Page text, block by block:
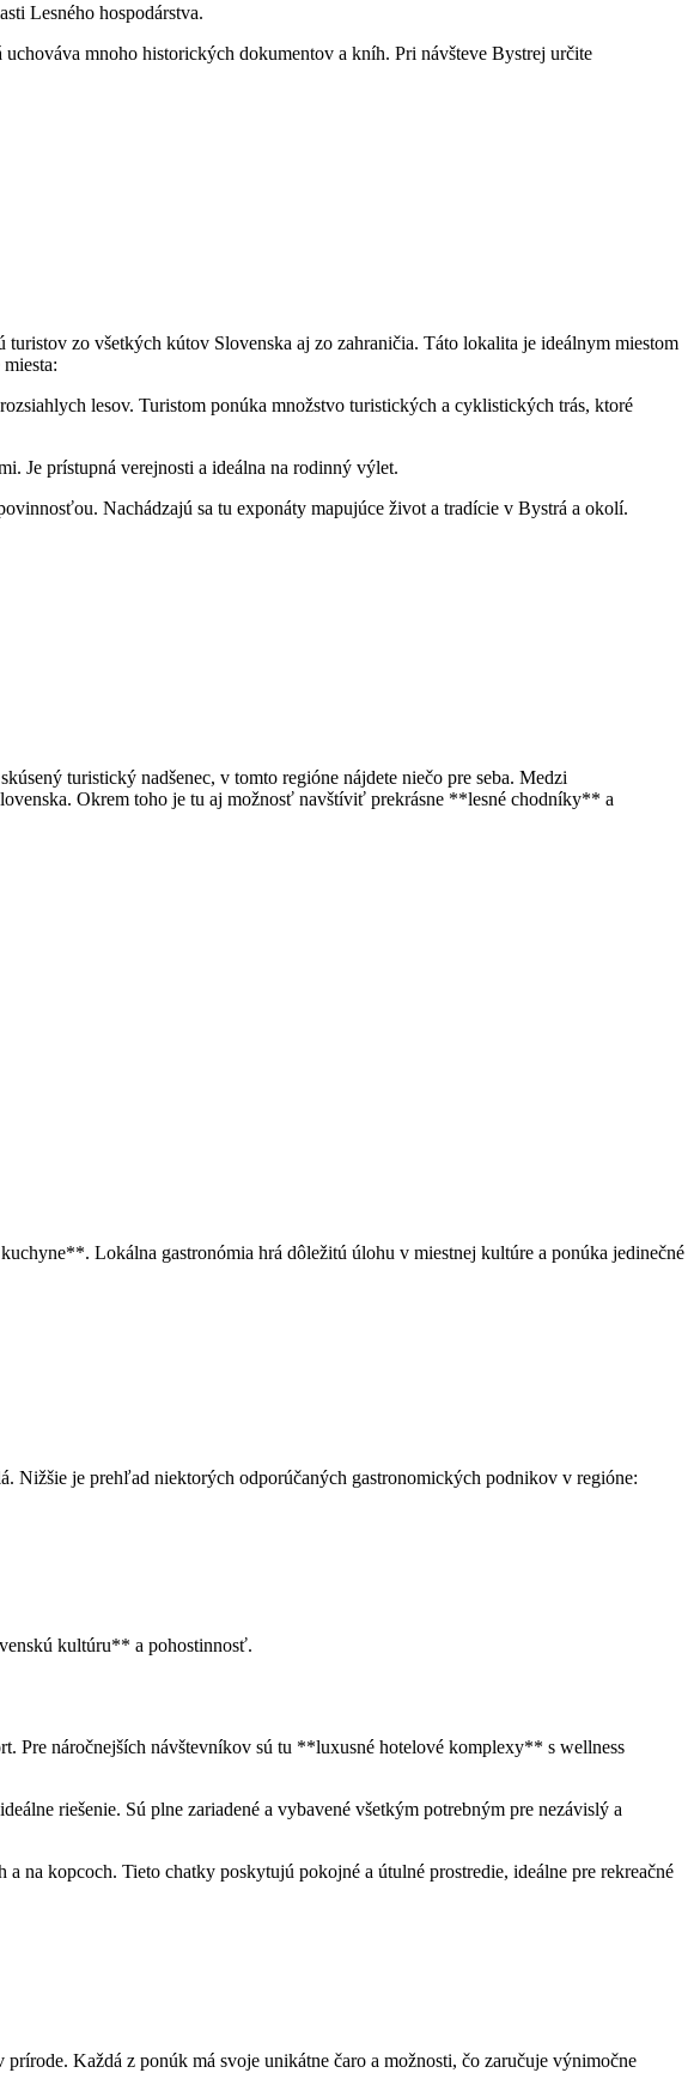
Lesného hospodárstva.
mnoho historických dokumentov a⁢ kníh. ⁣Pri návšteve Bystrej určite
zo ⁣všetkých kútov ​Slovenska aj zo ‌zahraničia. Táto lokalita je⁤ ideálnym miestom
lesov. Turistom ⁣ponúka množstvo turistických⁣ a cyklistických trás, ktoré
Je prístupná verejnosti a ideálna ‍na rodinný výlet.
⁣Nachádzajú sa tu exponáty‍ mapujúce život a tradície ‍v‍ Bystrá a okolí.
turistický nadšenec, v tomto regióne nájdete niečo pre seba. Medzi
Okrem toho ‌je ⁣tu aj možnosť navštíviť prekrásne‌ **lesné chodníky** a
Lokálna gastronómia hrá dôležitú úlohu v miestnej kultúre a ponúka jedinečné
Nižšie ​je prehľad niektorých odporúčaných ‍gastronomických podnikov‌ v regióne:
kultúru** ⁣a pohostinnosť.
Pre náročnejších návštevníkov ⁢sú tu ⁣**luxusné hotelové ⁤komplexy** ⁣s wellness
riešenie. Sú‍ plne zariadené⁣ a​ vybavené všetkým potrebným pre nezávislý a‌
na kopcoch. Tieto ⁤chatky poskytujú pokojné a útulné prostredie, ideálne pre rekreačné
Každá z⁢ ponúk má svoje unikátne čaro a ⁢možnosti, čo zaručuje⁣ výnimočne